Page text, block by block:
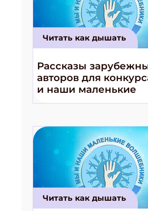
Читать как дышать
Рассказы
авторов для
и наши маленькие
волшебники!»
Читать как дышать